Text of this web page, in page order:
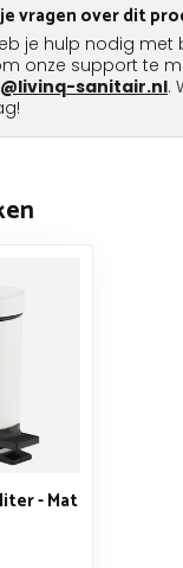
vragen over dit
je hulp nodig met
onze support te
sanitair.nl.
- Mat